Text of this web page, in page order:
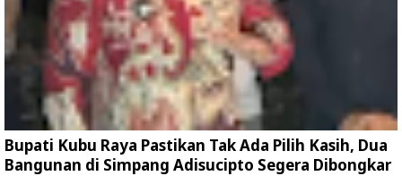
Bupati Kubu Raya Pastikan Tak Ada Pilih Kasih, Dua
Bangunan di Simpang Adisucipto Segera Dibongkar